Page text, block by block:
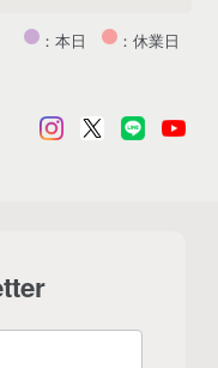
：本日 ：休業日